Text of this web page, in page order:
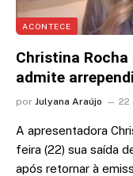
ACONTECE
Christina Rocha
admite
por Julyana Araújo 22
A apresentadora
feira (22) sua saída
após retornar à